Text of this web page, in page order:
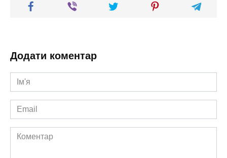
Додати коментар
Ім'я
*
Email
*
Коментар